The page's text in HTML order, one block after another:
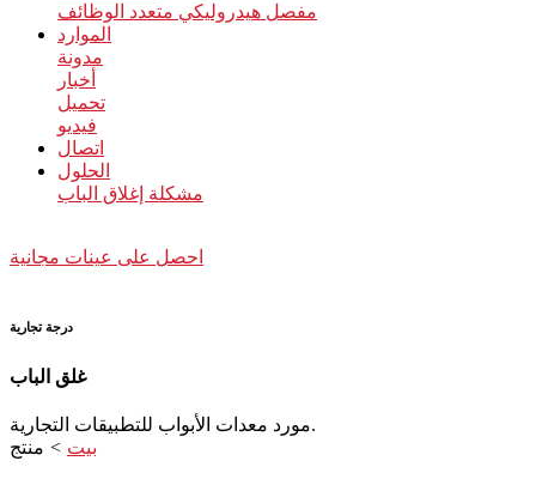
مفصل هيدروليكي متعدد الوظائف
الموارد
مدونة
أخبار
تحميل
فيديو
اتصال
الحلول
مشكلة إغلاق الباب
احصل على عينات مجانية
درجة تجارية
غلق الباب
مورد معدات الأبواب للتطبيقات التجارية.
بيت > منتج